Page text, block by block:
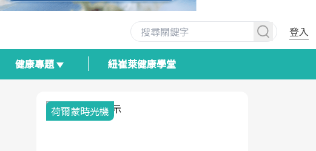
登入
健康專題 紐崔萊健康學堂
荷爾蒙時光機